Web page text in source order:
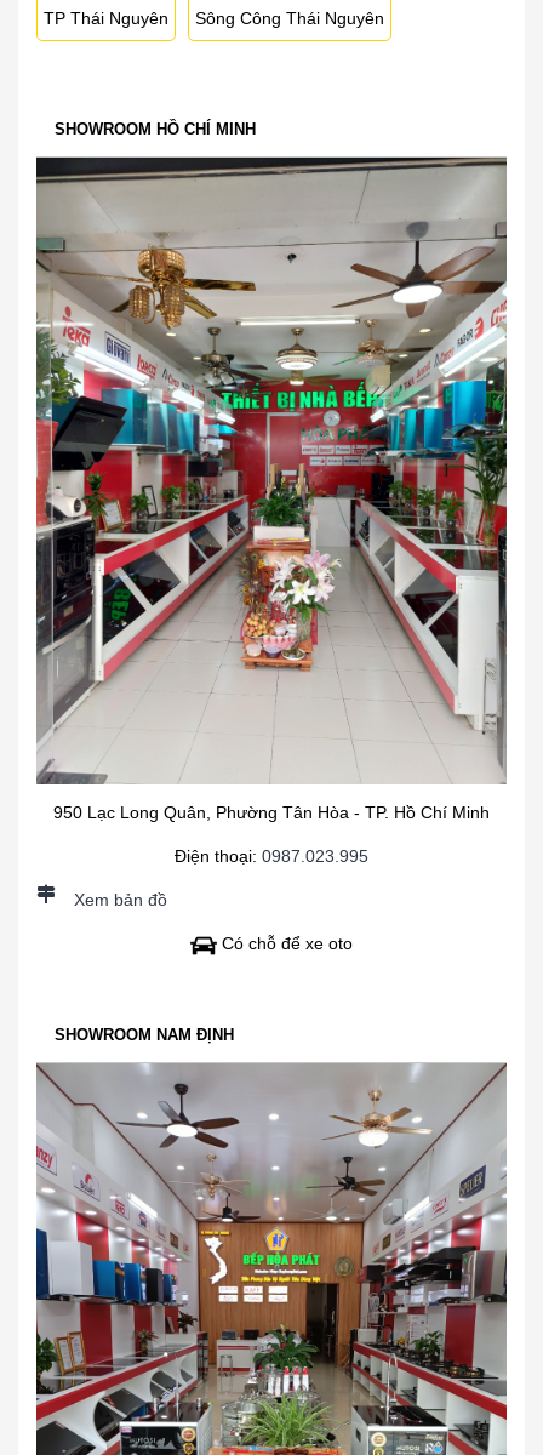
TP Thái Nguyên Sông Công Thái Nguyên
SHOWROOM HỒ CHÍ MINH
950 Lạc Long Quân, Phường Tân Hòa - TP. Hồ Chí Minh
Điện thoại: 0987.023.995
Xem bản đồ
Có chỗ để xe oto
SHOWROOM NAM ĐỊNH